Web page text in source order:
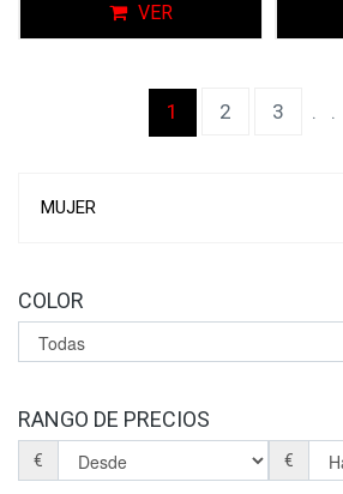
VER
1 (current)
2 3 . .
MUJER
SANDALIAS
PLANTILLAS
COLOR
RANGO DE PRECIOS
€ €